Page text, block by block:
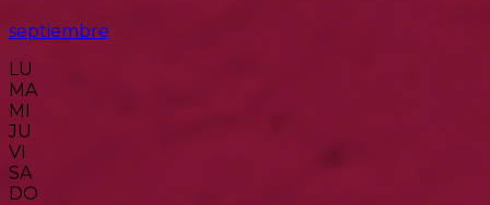
septiembre
LU
MA
MI
JU
VI
SA
DO